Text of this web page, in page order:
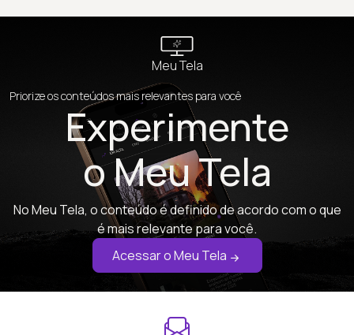
Meu Tela
Priorize os conteúdos mais relevantes para você
Experimente
o Meu Tela
No Meu Tela, o conteúdo é definido de acordo com o que
é mais relevante para você.
Acessar o Meu Tela